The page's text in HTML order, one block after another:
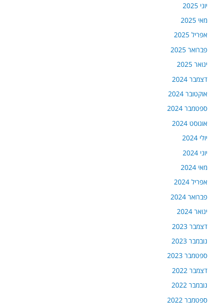
יוני 2025
מאי 2025
אפריל 2025
פברואר 2025
ינואר 2025
דצמבר 2024
אוקטובר 2024
ספטמבר 2024
אוגוסט 2024
יולי 2024
יוני 2024
מאי 2024
אפריל 2024
פברואר 2024
ינואר 2024
דצמבר 2023
נובמבר 2023
ספטמבר 2023
דצמבר 2022
נובמבר 2022
ספטמבר 2022